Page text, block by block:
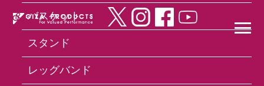
バスケット
スタンド
レッグバンド